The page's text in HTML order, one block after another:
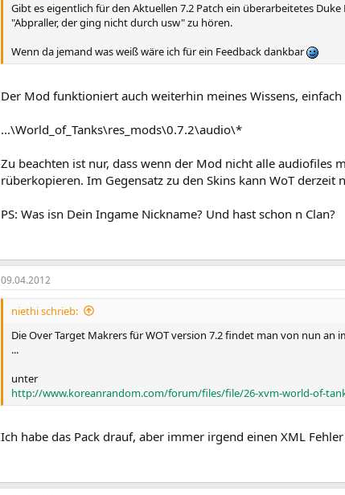
Gibt es eigentlich für den Aktuellen 7.2 Patch ein überarbeitetes
"Abpraller, der ging nicht durch usw" zu hören.
Wenn da jemand was weiß wäre ich für ein Feedback dankbar
Der Mod funktioniert auch weiterhin meines Wissens,
...\World_of_Tanks\res_mods\0.7.2\audio\*
Zu beachten ist nur, dass wenn der Mod nicht alle
rüberkopieren. Im Gegensatz zu den Skins kann WoT
PS: Was isn Dein Ingame Nickname? Und hast schon n Clan?
09.04.2012
niethi schrieb:
Die Over Target Makrers für WOT version 7.2 findet man von nun
...
unter
http://www.koreanrandom.com/forum/files/file/26-xvm-world-of-
Ich habe das Pack drauf, aber immer irgend einen XML